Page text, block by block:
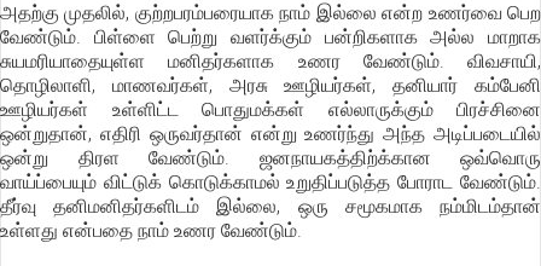
அதற்கு முதலில், குற்றபரம்பரையாக நாம் இல்லை என்ற உணர்வை பெற
வேண்டும். பிள்ளை பெற்று வளர்க்கும் பன்றிகளாக அல்ல மாறாக
சுயமரியாதையுள்ள மனிதர்களாக உணர வேண்டும். விவசாயி,
தொழிலாளி, மாணவர்கள், அரசு ஊழியர்கள், தனியார் கம்பேனி
ஊழியர்கள் உள்ளிட்ட பொதுமக்கள் எல்லாருக்கும் பிரச்சினை
ஒன்றுதான், எதிரி ஒருவர்தான் என்று உணர்ந்து அந்த அடிப்படையில்
ஒன்று திரள வேண்டும். ஜனநாயகத்திற்க்கான ஒவ்வொரு
வாய்ப்பையும் விட்டுக் கொடுக்காமல் உறுதிப்படுத்த போராட வேண்டும்.
தீர்வு தனிமனிதர்களிடம் இல்லை, ஒரு சமூகமாக நம்மிடம்தான்
உள்ளது என்பதை நாம் உணர வேண்டும்.